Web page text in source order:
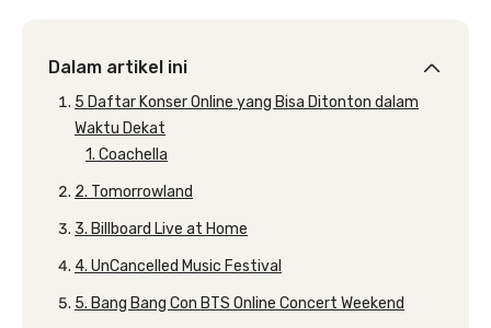
Dalam artikel ini
5 Daftar Konser Online yang Bisa Ditonton dalam
Waktu Dekat
1. Coachella
2. Tomorrowland
3. Billboard Live at Home
4. UnCancelled Music Festival
5. Bang Bang Con BTS Online Concert Weekend